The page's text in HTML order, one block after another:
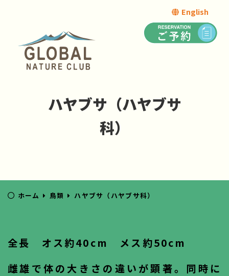
English
ハヤブサ（ハヤブサ
科）
ホーム 鳥類 ハヤブサ（ハヤブサ科）
全長 オス約40cm メス約50cm
雌雄で体の大きさの違いが顕著。同時に